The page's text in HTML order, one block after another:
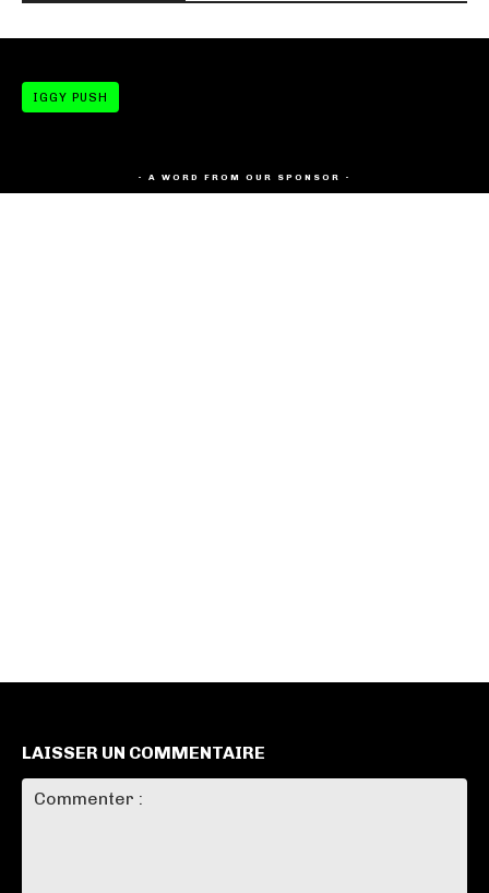
IGGY PUSH
- A WORD FROM OUR SPONSOR -
LAISSER UN COMMENTAIRE